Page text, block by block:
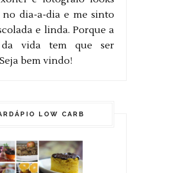
no dia-a-dia e me sinto
e linda. Porque a
da vida tem que ser
bem vindo!
LOW CARB